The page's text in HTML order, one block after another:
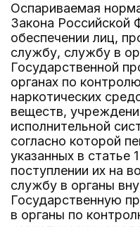
Оспариваемая
Закона Российской
обеспечении лиц,
службу, службу в
Государственной
органах по
наркотических
веществ,
исполнительной
согласно которой
указанных в статье
поступлении их на
службу в органы
Государственную
в органы по